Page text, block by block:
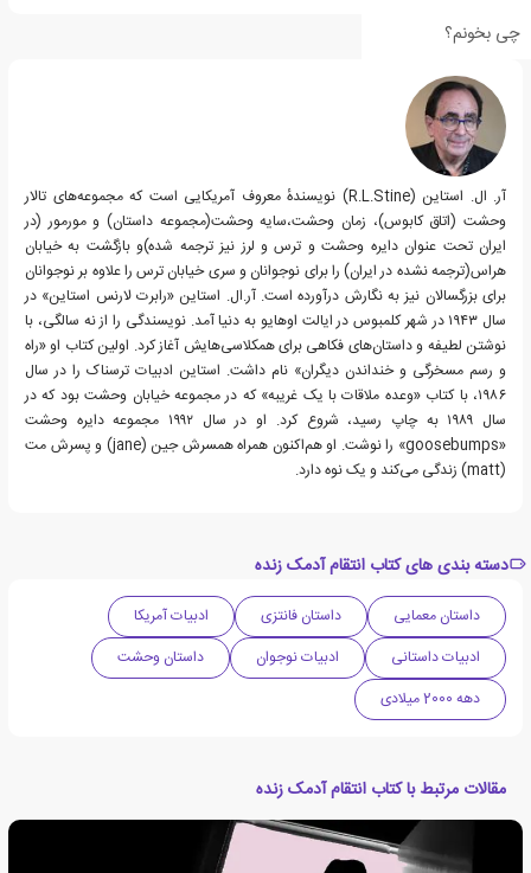
چی بخونم؟
درباره آر ال استاین
آر. ال. استاین (R.L.Stine) نویسندهٔ معروف آمریکایی است که مجموعه‌های تالار
وحشت (اتاق کابوس)، زمان وحشت،سایه وحشت(مجموعه داستان) و مورمور (در
ایران تحت عنوان دایره وحشت و ترس و لرز نیز ترجمه شده)و بازگشت به خیابان
هراس(ترجمه نشده در ایران) را برای نوجوانان و سری خیابان ترس را علاوه بر نوجوانان
برای بزرگسالان نیز به نگارش درآورده است. آر.ال. استاین «رابرت لارنس استاین» در
سال ۱۹۴۳ در شهر کلمبوس در ایالت اوهایو به دنیا آمد. نویسندگی را از نه سالگی، با
نوشتن لطیفه و داستان‌های فکاهی برای همکلاسی‌هایش آغاز کرد. اولین کتاب او «راه
و رسم مسخرگی و خنداندن دیگران» نام داشت. استاین ادبیات ترسناک را در سال
۱۹۸۶، با کتاب «وعده ملاقات با یک غریبه» که در مجموعه خیابان وحشت بود که در
سال ۱۹۸۹ به چاپ رسید، شروع کرد. او در سال ۱۹۹۲ مجموعه دایره وحشت
«goosebumps» را نوشت. او هم‌اکنون همراه همسرش جین (jane) و پسرش مت
(matt) زندگی می‌کند و یک نوه دارد.
دسته بندی های کتاب انتقام آدمک زنده
داستان معمایی داستان فانتزی
ادبیات آمریکا
ادبیات داستانی
ادبیات نوجوان
داستان وحشت
دهه 2000 میلادی
مقالات مرتبط با کتاب انتقام آدمک زنده